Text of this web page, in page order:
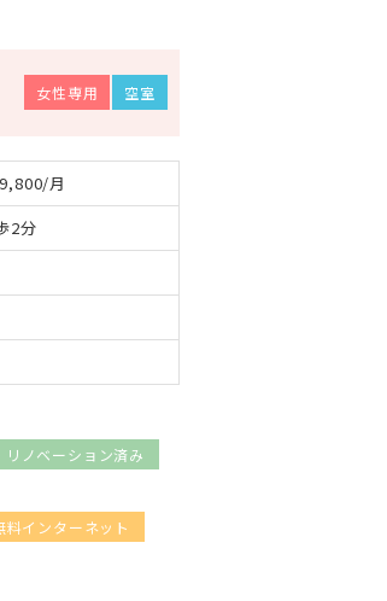
女性専用 空室
月
2分
リノベーション済み
料インターネット